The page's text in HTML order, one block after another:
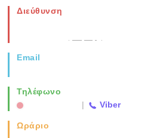
Διεύθυνση
Email
Τηλέφωνο
| Viber
Ωράριο